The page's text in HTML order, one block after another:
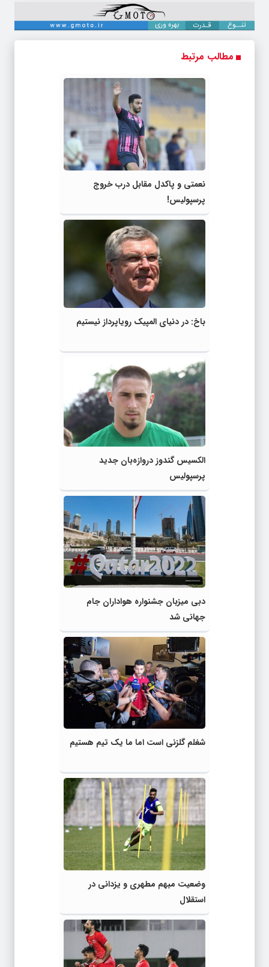
مطالب مرتبط
نعمتی و پاکدل مقابل درب خروج
پرسپولیس!
باخ: در دنیای المپیک رویاپرداز نیستیم
الکسیس گندوز دروازه‌بان جدید
پرسپولیس
دبی میزبان جشنواره هواداران جام
جهانی شد
شغلم گلزنی است اما ما یک تیم هستیم
وضعیت مبهم مطهری و یزدانی در
استقلال